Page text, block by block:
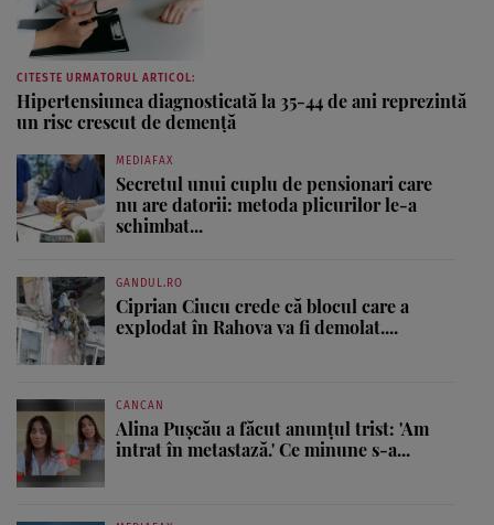
CITESTE URMATORUL ARTICOL:
Hipertensiunea diagnosticată la 35-44 de ani reprezintă
un risc crescut de demență
MEDIAFAX
Secretul unui cuplu de pensionari care
nu are datorii: metoda plicurilor le-a
schimbat...
GANDUL.RO
Ciprian Ciucu crede că blocul care a
explodat în Rahova va fi demolat....
CANCAN
Alina Pușcău a făcut anunțul trist: 'Am
intrat în metastază.' Ce minune s-a...